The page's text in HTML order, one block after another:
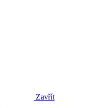
Zavřít